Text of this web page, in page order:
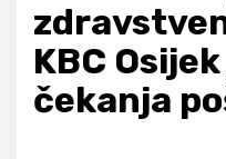
KBC
čekanja